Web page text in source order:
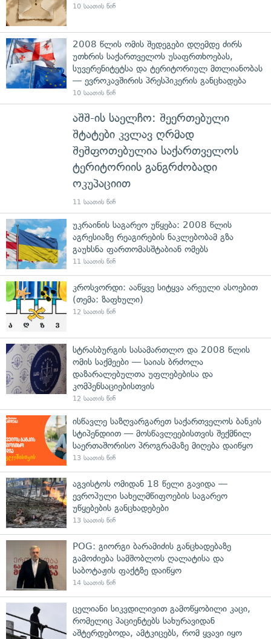
10 საათის წინ
2008 წლის ომის შედეგები დღემდე ძირს
უთხრის საქართველოს უსაფრთხოებას,
სუვერენიტეტსა და ტერიტორიულ მთლიანობას
— ევროკავშირის პრესპიკერის განცხადება
10 საათის წინ
აშშ-ის საელჩო: შეერთებული
შტატები კვლავ ღრმად
შეშფოთებულია საქართველოს
ტერიტორიის განგრძობადი
ოკუპაციით
11 საათის წინ
უკრაინის საგარეო უწყება: 2008 წლის
აგრესიაზე რეაგირების ნაკლებობამ გზა
გაუხსნა ფართომასშტაბიან ომებს
11 საათის წინ
კროსვორდი: ააწყვე სიტყვა არეული ასოებით
(თემა: ზაფხული)
12 საათის წინ
სტრასბურგის სასამართლო და 2008 წლის
ომის საქმეები — საიას ბრძოლა
დაზარალებულთა უფლებებისა და
კომპენსაციებისთვის
12 საათის წინ
ისწავლე საზღვარგარეთ საქართველოს ბანკის
სტიპენდიით — მოსწავლეებისთვის შექმნილ
საერთაშორისო პროგრამაზე მიღება დაიწყო
13 საათის წინ
აგვისტოს ომიდან 18 წელი გავიდა —
ევროპული სახელმწიფოების საგარეო
უწყებების განცხადებები
13 საათის წინ
POG: გიორგი ბარამიძის განცხადებაზე
გამოძიება სამშობლოს ღალატისა და
საბოტაჟის ფაქტზე დაიწყო
14 საათის წინ
ცელიანი სიკვდილივით გამოწყობილი კაცი,
რომელიც პაციენტებს სახურავიდან
აშტერდებოდა, ამტკიცებს, რომ ყვავი იყო